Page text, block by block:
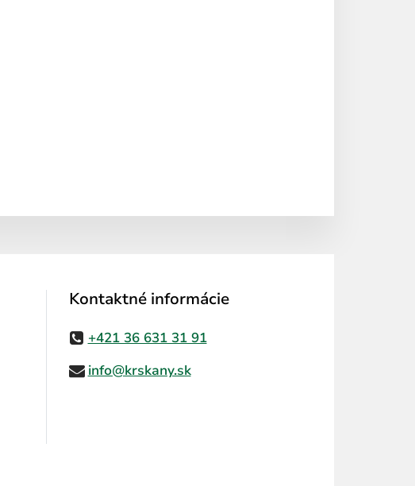
Kontaktné informácie
+421 36 631 31 91
info@krskany.sk